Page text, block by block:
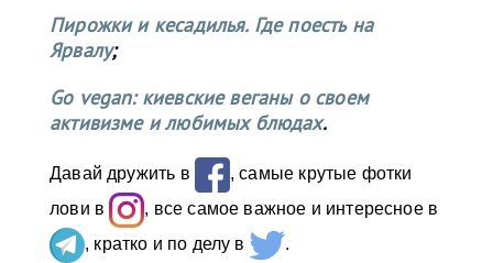
Пирожки и кесадилья. Где поесть на
Ярвалу;
Go vegan: киевские веганы о своем
активизме и любимых блюдах.
Давай дружить в
, самые крутые фотки
лови в
, все самое важное и интересное в
, кратко и по делу в
.